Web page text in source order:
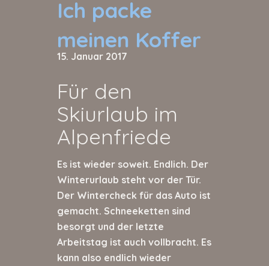
Ich packe
meinen Koffer
15. Januar 2017
Für den
Skiurlaub im
Alpenfriede
Es ist wieder soweit. Endlich. Der
Winterurlaub steht vor der Tür.
Der Wintercheck für das Auto ist
gemacht. Schneeketten sind
besorgt und der letzte
Arbeitstag ist auch vollbracht. Es
kann also endlich wieder